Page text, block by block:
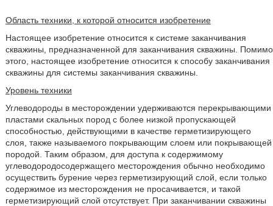
Область техники, к которой относится изобретение
Настоящее изобретение относится к системе заканчивания
скважины, предназначенной для заканчивания скважины. Помимо
этого, настоящее изобретение относится к способу заканчивания
скважины для системы заканчивания скважины.
Уровень техники
Углеводороды в месторождении удерживаются перекрывающими
пластами скальных пород с более низкой пропускающей
способностью, действующими в качестве герметизирующего
слоя, также называемого покрывающим слоем или покрывающей
породой. Таким образом, для доступа к содержимому
углеводородосодержащего месторождения обычно необходимо
осуществить бурение через герметизирующий слой, если только
содержимое из месторождения не просачивается, и такой
герметизирующий слой отсутствует. При заканчивании скважины